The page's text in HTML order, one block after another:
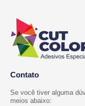
Contato
Se você tiver alguma
meios abaixo: